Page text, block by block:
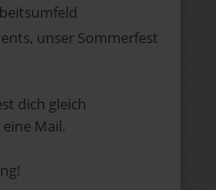
unser Sommerfest
dich gleich
Mail.